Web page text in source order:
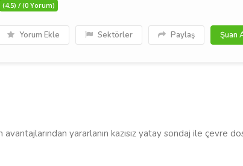
(4.5) / (0 Yorum)
Yorum Ekle Sektörler Paylaş Şuan
avantajlarından yararlanın kazısız yatay sondaj ile çevre